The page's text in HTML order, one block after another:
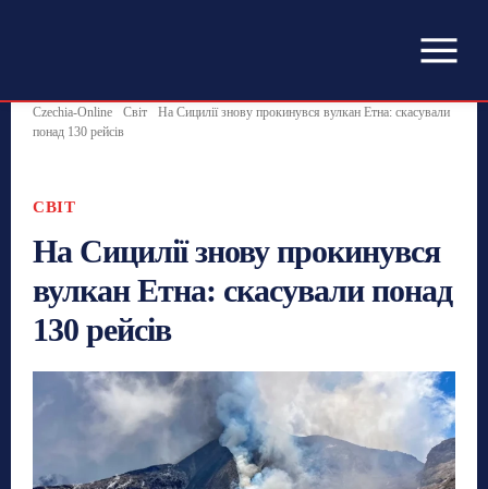
Czechia-Online Світ
На Сицилії знову прокинувся вулкан Етна: скасували
понад 130 рейсів
СВІТ
На Сицилії знову прокинувся
вулкан Етна: скасували понад
130 рейсів